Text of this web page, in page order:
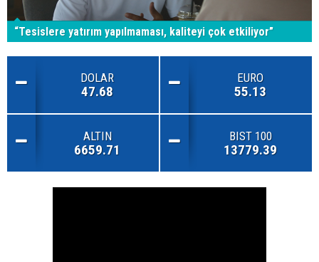
“Tesislere yatırım yapılmaması, kaliteyi çok etkiliyor”
DOLAR
47.68
EURO
55.13
ALTIN
6659.71
BIST 100
13779.39